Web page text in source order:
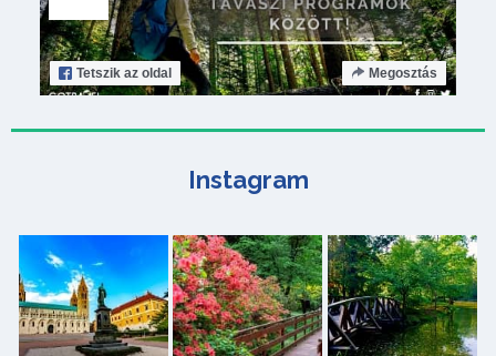
Tetszik az oldal Megosztás
Instagram